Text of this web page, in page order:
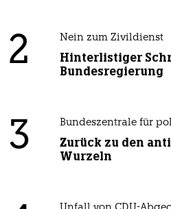
2 Nein zum Zivildienst
Hinterlistiger
Bundesregierung
3 Bundeszentrale für
Zurück zu den
Wurzeln